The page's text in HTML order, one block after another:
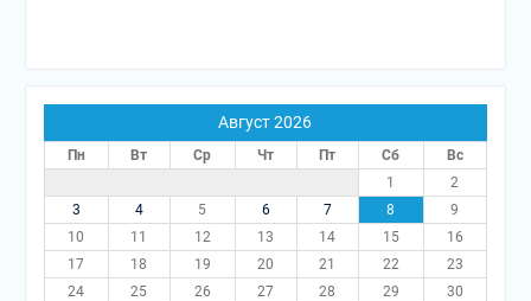
Август 2026
Пн Вт Ср Чт Пт Сб
Вс
1
2
3
4 5 6 7 8
9
10
11 12 13 14 15
16
17
18 19 20 21 22
23
24
25 26 27 28 29
30